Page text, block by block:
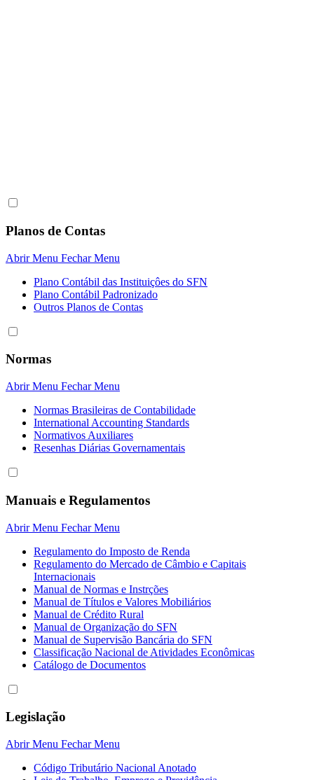
Planos de Contas
Abrir Menu Fechar Menu
Plano Contábil das Instituiçôes do SFN
Plano Contábil Padronizado
Outros Planos de Contas
Normas
Abrir Menu Fechar Menu
Normas Brasileiras de Contabilidade
International Accounting Standards
Normativos Auxiliares
Resenhas Diárias Governamentais
Manuais e Regulamentos
Abrir Menu Fechar Menu
Regulamento do Imposto de Renda
Regulamento do Mercado de Câmbio e Capitais
Internacionais
Manual de Normas e Instrções
Manual de Títulos e Valores Mobiliários
Manual de Crédito Rural
Manual de Organização do SFN
Manual de Supervisão Bancária do SFN
Classificação Nacional de Atividades Econômicas
Catálogo de Documentos
Legislação
Abrir Menu Fechar Menu
Código Tributário Nacional Anotado